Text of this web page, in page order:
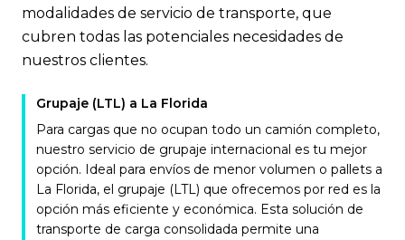
modalidades de servicio de transporte, que
cubren todas las potenciales necesidades de
nuestros clientes.
Grupaje (LTL) a La Florida
Para cargas que no ocupan todo un camión completo,
nuestro servicio de grupaje internacional es tu mejor
opción. Ideal para envíos de menor volumen o pallets a
La Florida, el grupaje (LTL) que ofrecemos por red es la
opción más eficiente y económica. Esta solución de
transporte de carga consolidada permite una